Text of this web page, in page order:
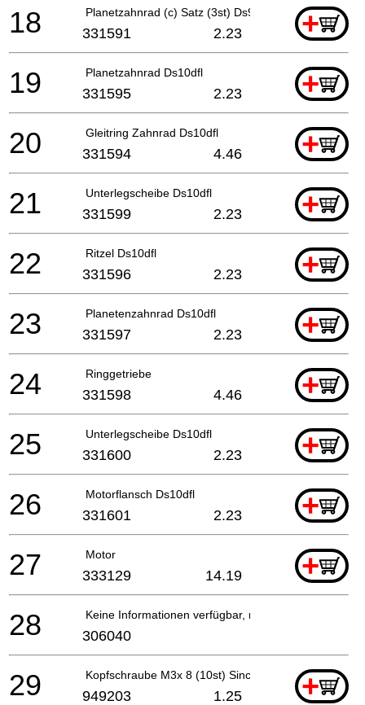
Planetzahnrad (c) Satz (3st) Ds9dva/ds10dv2/ds12d
+
18 331591 2.23
Planetzahnrad Ds10dfl +
19 331595 2.23
Gleitring Zahnrad Ds10dfl +
20 331594 4.46
Unterlegscheibe Ds10dfl +
21 331599 2.23
Ritzel Ds10dfl +
22 331596 2.23
Planetenzahnrad Ds10dfl +
23 331597 2.23
Ringgetriebe +
24 331598 4.46
Unterlegscheibe Ds10dfl +
25 331600 2.23
Motorflansch Ds10dfl +
26 331601 2.23
Motor +
27 333129 14.19
Keine Informationen verfügbar, nicht bestellbar
28 306040
Kopfschraube M3x 8 (10st) Since 9.2012 For Europe
+
29 949203 1.25